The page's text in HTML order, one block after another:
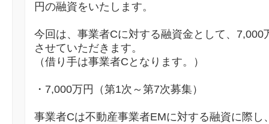
円の融資をいたします。
今回は、事業者Cに対する融資金として、7,000
させていただきます。
（借り手は事業者Cとなります。）
・7,000万円（第1次～第7次募集）
事業者Cは不動産事業者EMに対する融資に際し